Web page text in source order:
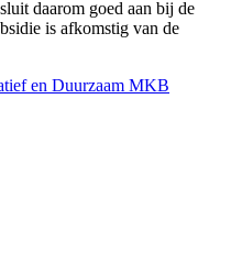
daarom goed aan bij de
is afkomstig van de
en Duurzaam MKB